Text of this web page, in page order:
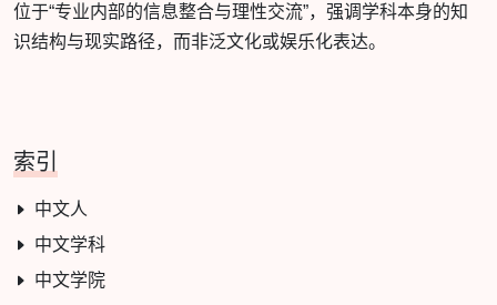
位于“专业内部的信息整合与理性交流”，强调学科本身的知
识结构与现实路径，而非泛文化或娱乐化表达。
索引
中文人
中文学科
中文学院